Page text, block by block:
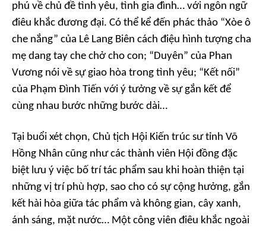
phú về chủ đề tình yêu, tình gia đình… với ngôn ngữ
điêu khắc đương đại. Có thể kể đến phác thảo “Xòe ô
che nắng” của Lê Lang Biên cách điệu hình tượng cha
mẹ dang tay che chở cho con; “Duyên” của Phan
Vương nói về sự giao hòa trong tình yêu; “Kết nối”
của Phạm Đình Tiến với ý tưởng về sự gắn kết để
cùng nhau bước những bước dài…
Tại buổi xét chọn, Chủ tịch Hội Kiến trúc sư tỉnh Võ
Hồng Nhân cũng như các thành viên Hội đồng đặc
biệt lưu ý việc bố trí tác phẩm sau khi hoàn thiện tại
những vị trí phù hợp, sao cho có sự cộng hưởng, gắn
kết hài hòa giữa tác phẩm và không gian, cây xanh,
ánh sáng, mặt nước… Một công viên điêu khắc ngoài